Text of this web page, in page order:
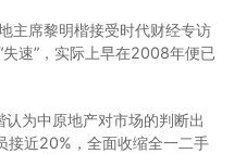
主席黎明楷接受时代财经专访
速”，实际上早在2008年便已
为中原地产对市场的判断出
接近20%，全面收缩全一二手